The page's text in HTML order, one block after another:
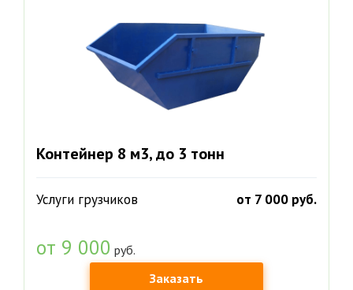
Контейнер 8 м3, до 3 тонн
Услуги грузчиков от 7 000 руб.
от 9 000 руб.
Заказать